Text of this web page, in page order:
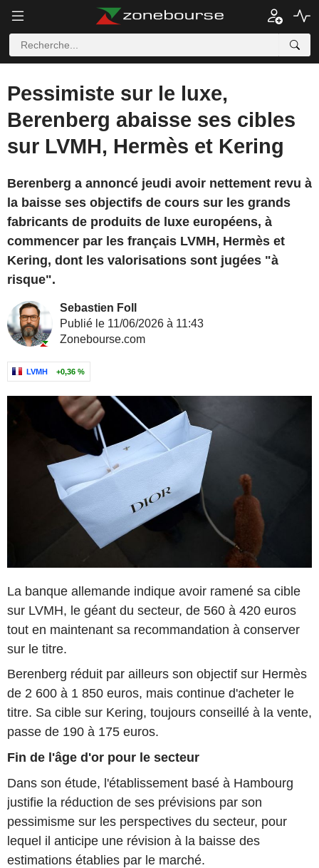
Pessimiste sur le luxe,
Berenberg abaisse ses cibles
sur LVMH, Hermès et Kering
Berenberg a annoncé jeudi avoir nettement revu à
la baisse ses objectifs de cours sur les grands
fabricants de produits de luxe européens, à
commencer par les français LVMH, Hermès et
Kering, dont les valorisations sont jugées "à
risque".
Sebastien Foll
Publié le 11/06/2026 à 11:43
Zonebourse.com
LVMH +0,36 %
La banque allemande indique avoir ramené sa cible
sur LVMH, le géant du secteur, de 560 à 420 euros
tout en maintenant sa recommandation à conserver
sur le titre.
Berenberg réduit par ailleurs son objectif sur Hermès
de 2 600 à 1 850 euros, mais continue d'acheter le
titre. Sa cible sur Kering, toujours conseillé à la vente,
passe de 190 à 175 euros.
Fin de l'âge d'or pour le secteur
Dans son étude, l'établissement basé à Hambourg
justifie la réduction de ses prévisions par son
pessimisme sur les perspectives du secteur, pour
lequel il anticipe une révision à la baisse des
estimations établies par le marché.